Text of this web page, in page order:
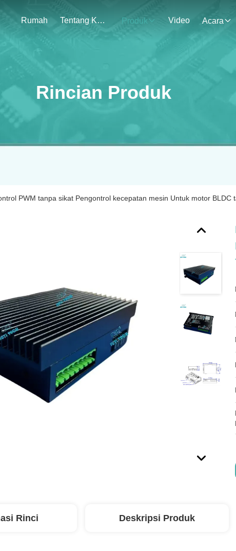
Rumah Tentang Kami Produk Video Acara
Rincian Produk
PWM tanpa sikat Pengontrol kecepatan mesin Untuk motor BLDC
Rinci Deskripsi Produk